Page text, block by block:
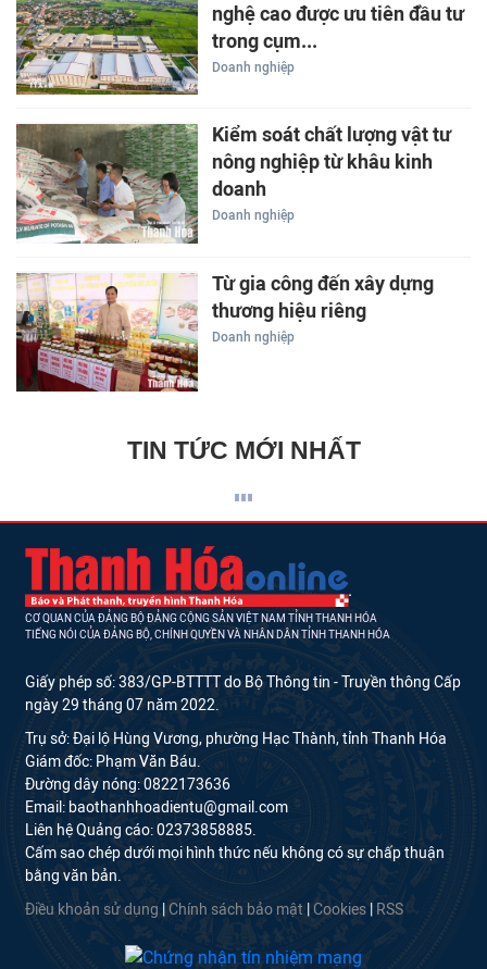
nghệ cao được ưu tiên đầu tư
trong cụm...
Doanh nghiệp
Kiểm soát chất lượng vật tư
nông nghiệp từ khâu kinh
doanh
Doanh nghiệp
Từ gia công đến xây dựng
thương hiệu riêng
Doanh nghiệp
TIN TỨC MỚI NHẤT
CƠ QUAN CỦA ĐẢNG BỘ ĐẢNG CỘNG SẢN VIỆT NAM TỈNH THANH HÓA
TIẾNG NÓI CỦA ĐẢNG BỘ, CHÍNH QUYỀN VÀ NHÂN DÂN TỈNH THANH HÓA
Giấy phép số: 383/GP-BTTTT do Bộ Thông tin - Truyền thông Cấp
ngày 29 tháng 07 năm 2022.
Trụ sở: Đại lộ Hùng Vương, phường Hạc Thành, tỉnh Thanh Hóa
Giám đốc: Phạm Văn Báu.
Đường dây nóng: 0822173636
Email: baothanhhoadientu@gmail.com
Liên hệ Quảng cáo: 02373858885.
Cấm sao chép dưới mọi hình thức nếu không có sự chấp thuận
bằng văn bản.
Điều khoản sử dụng Chính sách bảo mật Cookies RSS